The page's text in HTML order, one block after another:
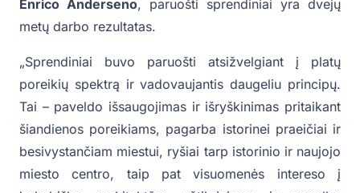
Enrico Anderseno, paruošti sprendiniai yra dvejų
metų darbo rezultatas.
„Sprendiniai buvo paruošti atsižvelgiant į platų
poreikių spektrą ir vadovaujantis daugeliu principų.
Tai – paveldo išsaugojimas ir išryškinimas pritaikant
šiandienos poreikiams, pagarba istorinei praeičiai ir
besivystančiam miestui, ryšiai tarp istorinio ir naujojo
miesto centro, taip pat visuomenės intereso į